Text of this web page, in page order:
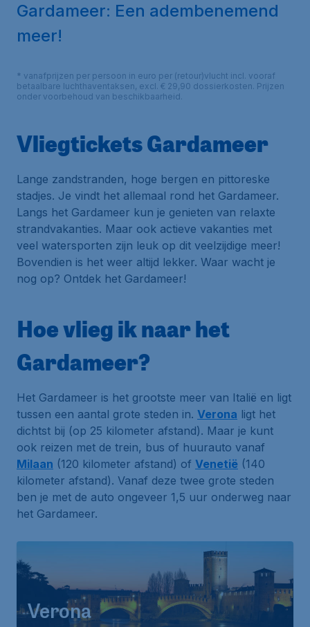
Gardameer: Een adembenemend
meer!
* vanafprijzen per persoon in euro per (retour)vlucht incl. vooraf
betaalbare luchthaventaksen, excl. € 29,90 dossierkosten. Prijzen
onder voorbehoud van beschikbaarheid.
Vliegtickets Gardameer
Lange zandstranden, hoge bergen en pittoreske
stadjes. Je vindt het allemaal rond het Gardameer.
Langs het Gardameer kun je genieten van relaxte
strandvakanties. Maar ook actieve vakanties met
veel watersporten zijn leuk op dit veelzijdige meer!
Bovendien is het weer altijd lekker. Waar wacht je
nog op? Ontdek het Gardameer!
Hoe vlieg ik naar het
Gardameer?
Het Gardameer is het grootste meer van Italië en ligt
tussen een aantal grote steden in. Verona ligt het
dichtst bij (op 25 kilometer afstand). Maar je kunt
ook reizen met de trein, bus of huurauto vanaf
Milaan (120 kilometer afstand) of Venetië (140
kilometer afstand). Vanaf deze twee grote steden
ben je met de auto ongeveer 1,5 uur onderweg naar
het Gardameer.
Verona